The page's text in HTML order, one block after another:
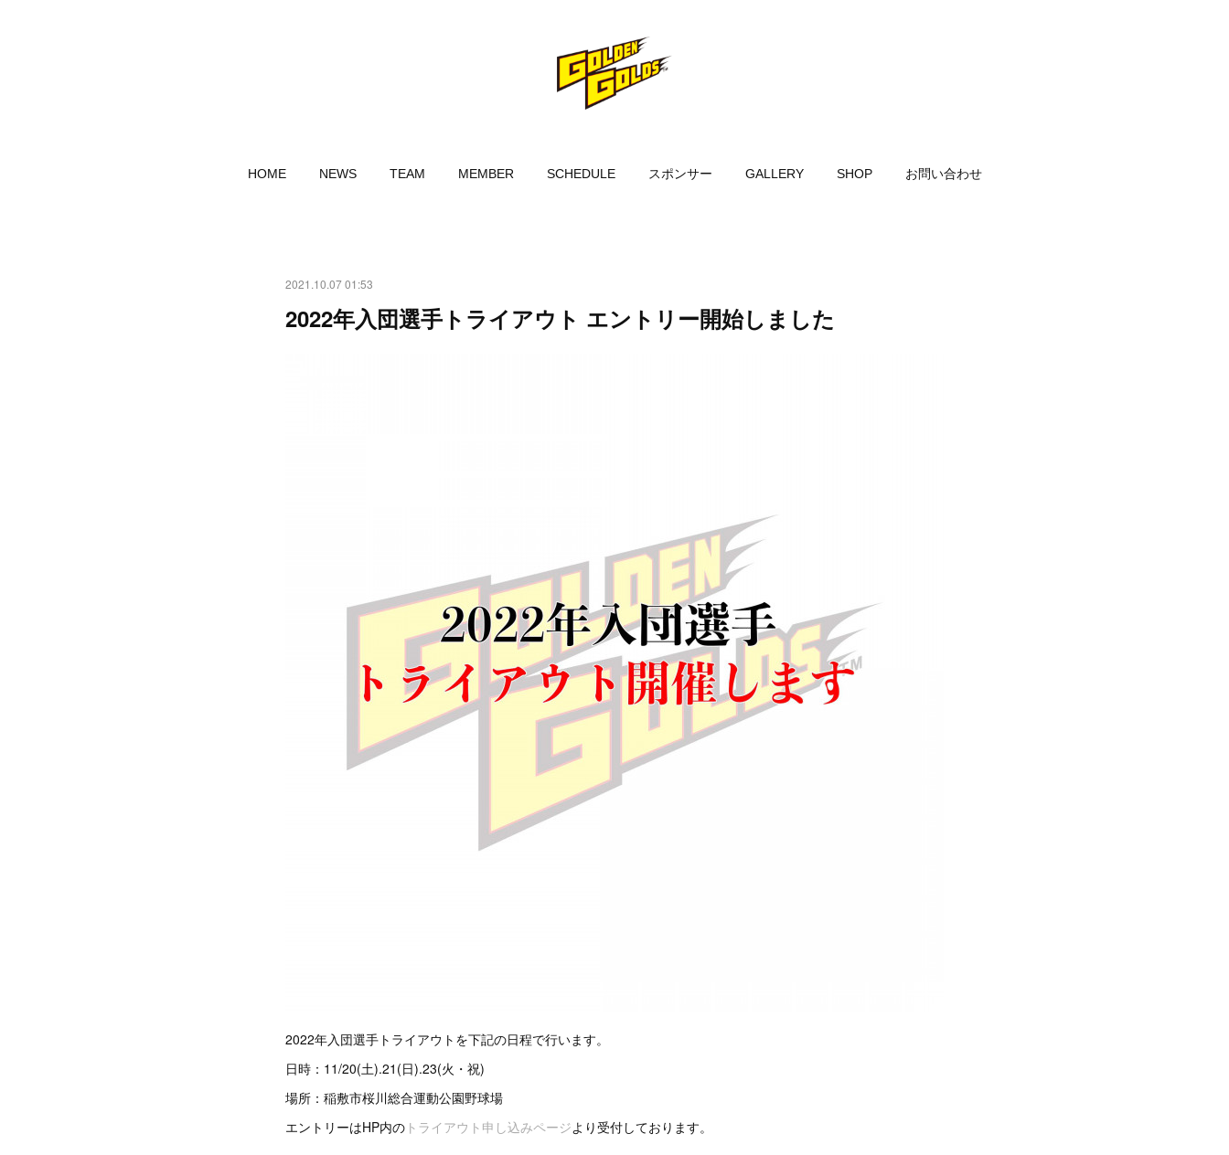
HOME NEWS TEAM MEMBER SCHEDULE スポンサー GALLERY SHOP お問い合わせ
2021.10.07 01:53
2022年入団選手トライアウト エントリー開始しました
2022年入団選手トライアウトを下記の日程で行います。
日時：11/20(土).21(日).23(火・祝)
場所：稲敷市桜川総合運動公園野球場
エントリーはHP内の トライアウト申し込みページより受付しております。